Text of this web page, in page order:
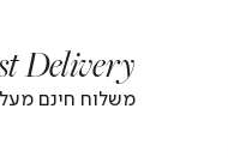
Delivery
משלוח חינם מעל 199.9 ₪ עד 5 ימי